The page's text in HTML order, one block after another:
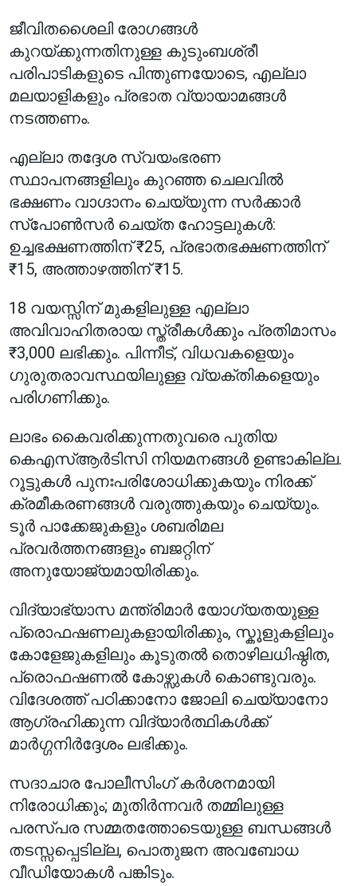
ജീവിതശൈലി രോഗങ്ങൾ
കുറയ്ക്കുന്നതിനുള്ള കുടുംബശ്രീ
പരിപാടികളുടെ പിന്തുണയോടെ, എല്ലാ
മലയാളികളും പ്രഭാത വ്യായാമങ്ങൾ
നടത്തണം.
എല്ലാ തദ്ദേശ സ്വയംഭരണ
സ്ഥാപനങ്ങളിലും കുറഞ്ഞ ചെലവിൽ
ഭക്ഷണം വാഗ്ദാനം ചെയ്യുന്ന സർക്കാർ
സ്പോൺസർ ചെയ്ത ഹോട്ടലുകൾ:
ഉച്ചഭക്ഷണത്തിന് ₹25, പ്രഭാതഭക്ഷണത്തിന്
₹15, അത്താഴത്തിന് ₹15.
18 വയസ്സിന് മുകളിലുള്ള എല്ലാ
അവിവാഹിതരായ സ്ത്രീകൾക്കും പ്രതിമാസം
₹3,000 ലഭിക്കും. പിന്നീട്, വിധവകളെയും
ഗുരുതരാവസ്ഥയിലുള്ള വ്യക്തികളെയും
പരിഗണിക്കും.
ലാഭം കൈവരിക്കുന്നതുവരെ പുതിയ
കെഎസ്ആർടിസി നിയമനങ്ങൾ ഉണ്ടാകില്ല.
റൂട്ടുകൾ പുനഃപരിശോധിക്കുകയും നിരക്ക്
ക്രമീകരണങ്ങൾ വരുത്തുകയും ചെയ്യും.
ടൂർ പാക്കേജുകളും ശബരിമല
പ്രവർത്തനങ്ങളും ബജറ്റിന്
അനുയോജ്യമായിരിക്കും.
വിദ്യാഭ്യാസ മന്ത്രിമാർ യോഗ്യതയുള്ള
പ്രൊഫഷണലുകളായിരിക്കും, സ്കൂളുകളിലും
കോളേജുകളിലും കൂടുതൽ തൊഴിലധിഷ്ഠിത,
പ്രൊഫഷണൽ കോഴ്സുകൾ കൊണ്ടുവരും.
വിദേശത്ത് പഠിക്കാനോ ജോലി ചെയ്യാനോ
ആഗ്രഹിക്കുന്ന വിദ്യാർത്ഥികൾക്ക്
മാർഗ്ഗനിർദ്ദേശം ലഭിക്കും.
സദാചാര പോലീസിംഗ് കർശനമായി
നിരോധിക്കും; മുതിർന്നവർ തമ്മിലുള്ള
പരസ്പര സമ്മതത്തോടെയുള്ള ബന്ധങ്ങൾ
തടസ്സപ്പെടില്ല, പൊതുജന അവബോധ
വീഡിയോകൾ പങ്കിടും.